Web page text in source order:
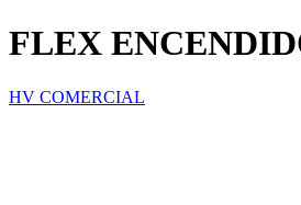
FLEX
HV COMERCIAL